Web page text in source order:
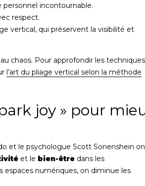
personnel incontournable.
respect.
vertical, qui préservent la visibilité et
chaos. Pour approfondir les
l’art du pliage vertical selon la méthode
joy » pour
et le psychologue Scott Sonenshein
et le bien-être dans les
espaces numériques, on diminue les